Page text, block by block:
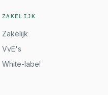
ZAKELIJK
Zakelijk
VvE's
White-label